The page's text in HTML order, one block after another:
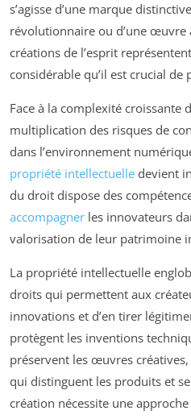
s’agisse d’une marque
révolutionnaire ou d’une œuvre
créations de l’esprit
considérable qu’il est crucial de
Face à la complexité croissante
multiplication des risques de
dans l’environnement
propriété intellectuelle devient
du droit dispose des
accompagner les innovateurs
valorisation de leur patrimoine
La propriété intellectuelle
droits qui permettent aux
innovations et d’en tirer
protègent les inventions
préservent les œuvres
qui distinguent les produits et
création nécessite une